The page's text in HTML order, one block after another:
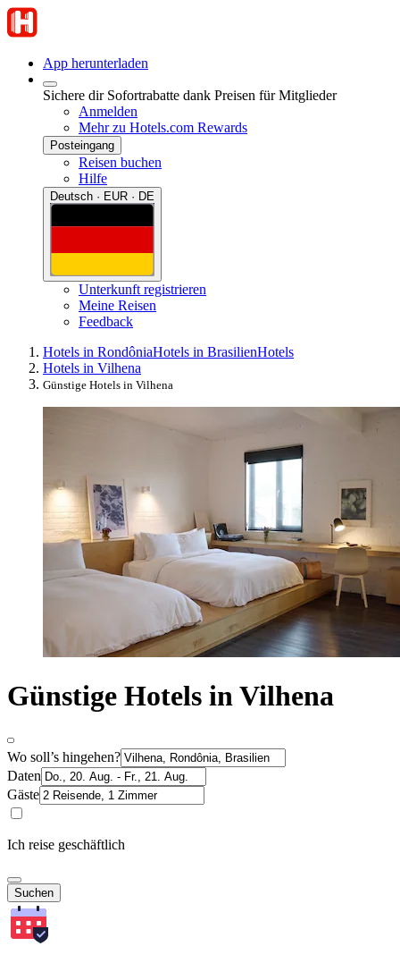
App herunterladen
Sichere dir Sofortrabatte dank Preisen für Mitglieder
Anmelden
Mehr zu Hotels.com Rewards
Posteingang
Reisen buchen
Hilfe
Deutsch · EUR · DE
Unterkunft registrieren
Meine Reisen
Feedback
Hotels in RondôniaHotels in BrasilienHotels
Hotels in Vilhena
Günstige Hotels in Vilhena
Günstige Hotels in Vilhena
Wo soll’s hingehen?
Daten
Gäste
Ich reise geschäftlich
Suchen